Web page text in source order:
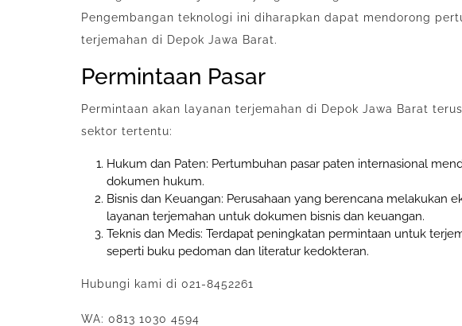
Pengembangan teknologi ini diharapkan dapat mendorong
terjemahan di Depok Jawa Barat.
Permintaan Pasar
Permintaan akan layanan terjemahan di Depok Jawa Barat
sektor tertentu:
Hukum dan Paten: Pertumbuhan pasar paten internasional
dokumen hukum.
Bisnis dan Keuangan: Perusahaan yang berencana melakukan
layanan terjemahan untuk dokumen bisnis dan keuangan.
Teknis dan Medis: Terdapat peningkatan permintaan untuk
seperti buku pedoman dan literatur kedokteran.
Hubungi kami di 021-8452261
WA: 0813 1030 4594